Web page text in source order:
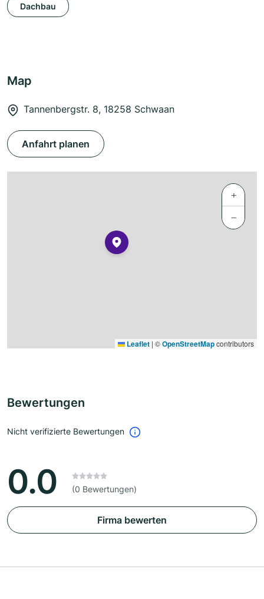
Dachbau
Map
Tannenbergstr. 8, 18258 Schwaan
Anfahrt planen
+
−
Leaflet | ©OpenStreetMapcontributors
Bewertungen
Nicht verifizierte Bewertungen
0.0 (0 Bewertungen)
Firma bewerten